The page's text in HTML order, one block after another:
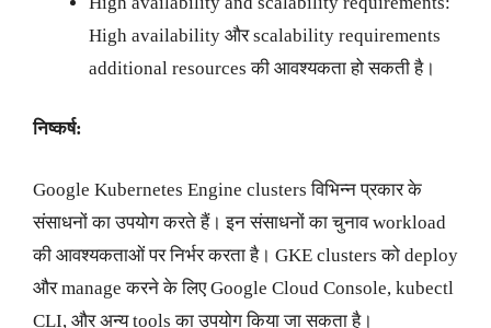
High availability और scalability requirements
additional resources की आवश्यकता हो सकती है।
निष्कर्ष:
Google Kubernetes Engine clusters विभिन्न प्रकार के
संसाधनों का उपयोग करते हैं। इन संसाधनों का चुनाव workload
की आवश्यकताओं पर निर्भर करता है। GKE clusters को deploy
और manage करने के लिए Google Cloud Console, kubectl
CLI, और अन्य tools का उपयोग किया जा सकता है।